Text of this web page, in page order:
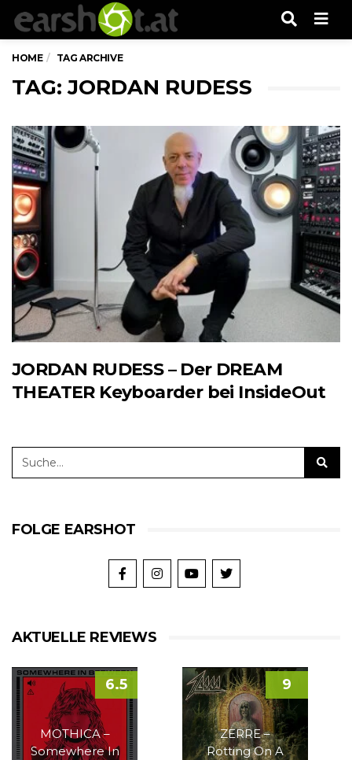
HOME TAG ARCHIVE
TAG: JORDAN RUDESS
JORDAN RUDESS – Der DREAM
THEATER Keyboarder bei InsideOut
FOLGE EARSHOT
AKTUELLE REVIEWS
MOTHICA –
Somewhere In
6.5
ZERRE –
Rotting On A
9